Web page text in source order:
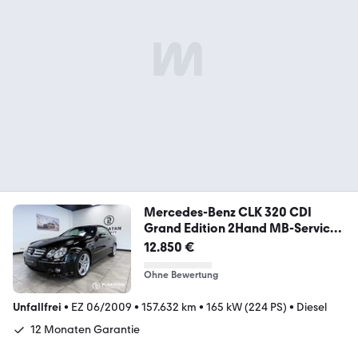
Mercedes-Benz CLK 320 CDI
Grand Edition 2Hand MB-Service
AMG
12.850 €
Ohne Bewertung
Unfallfrei • EZ 06/2009 • 157.632 km • 165 kW (224 PS) • Diesel
12 Monaten Garantie